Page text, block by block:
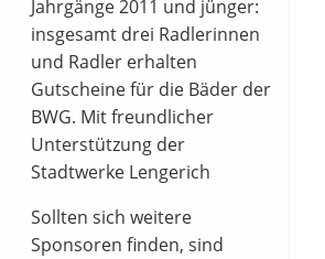
Jahrgänge 2011 und jünger:
insgesamt drei Radlerinnen
und Radler erhalten
Gutscheine für die Bäder der
BWG. Mit freundlicher
Unterstützung der
Stadtwerke Lengerich
Sollten sich weitere
Sponsoren finden, sind